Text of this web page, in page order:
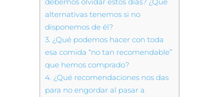
alternativas tenemos si no
disponemos de él?
3. ¿Qué podemos hacer con toda
esa comida “no tan recomendable”
que hemos comprado?
4. ¿Qué recomendaciones nos das
para no engordar al pasar a